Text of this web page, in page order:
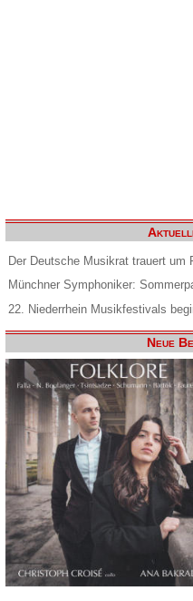
Der Deutsche Musikrat trauert um
Münchner Symphoniker:
22. Niederrhein Musikfestivals
Neue